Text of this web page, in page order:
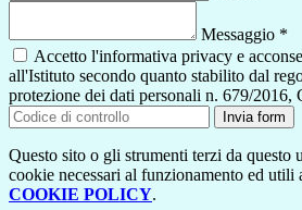
Messaggio *
Accetto l'informativa privacy e
all'Istituto secondo quanto stabilito dal
protezione dei dati personali n. 679/2016,
Invia form
Questo sito o gli strumenti terzi da questo
cookie necessari al funzionamento ed
COOKIE POLICY.